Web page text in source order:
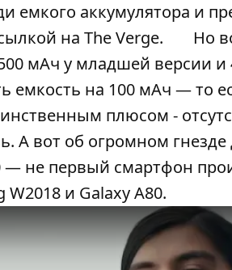
емкого аккумулятора и
на The Verge.
Но
мАч у младшей версии
емкость на 100 мАч — то
плюсом -
А вот об огромном
— не первый смартфон
и Galaxy A80.